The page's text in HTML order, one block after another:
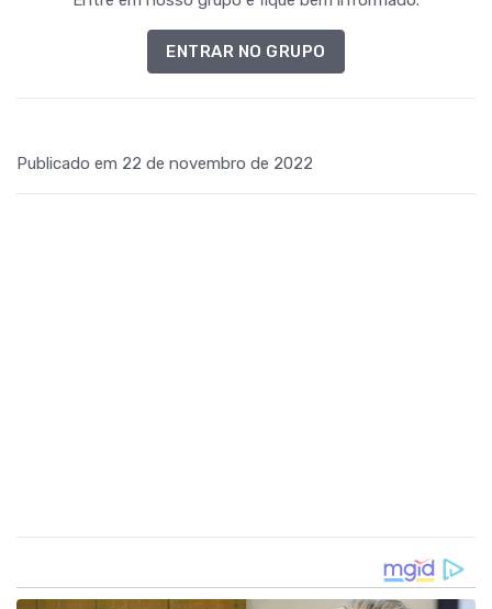
ENTRAR NO GRUPO
Publicado em 22 de novembro de 2022